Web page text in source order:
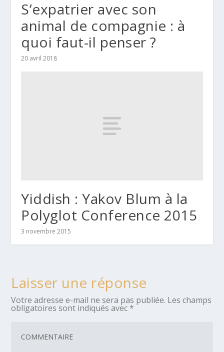
S’expatrier avec son
animal de compagnie : à
quoi faut-il penser ?
20 avril 2018
Yiddish : Yakov Blum à la
Polyglot Conference 2015
3 novembre 2015
Laisser une réponse
Votre adresse e-mail ne sera pas publiée. Les champs
obligatoires sont indiqués avec *